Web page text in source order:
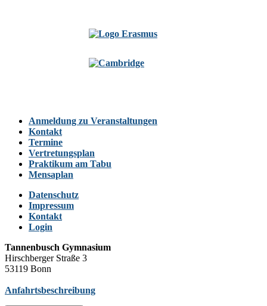
Anmeldung zu Veranstaltungen
Kontakt
Termine
Vertretungsplan
Praktikum am Tabu
Mensaplan
Datenschutz
Impressum
Kontakt
Login
Tannenbusch Gymnasium
Hirschberger Straße 3
53119 Bonn
Anfahrtsbeschreibung